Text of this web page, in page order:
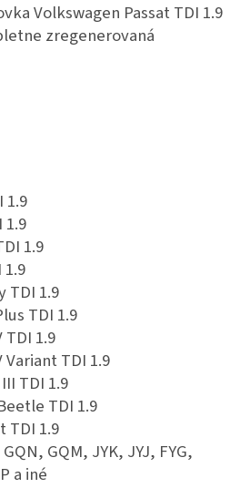
Volkswagen Passat TDI 1.9
zregenerovaná
1.9
1.9
1.9
TDI 1.9
TDI 1.9
1.9
TDI 1.9
TDI 1.9
TDI 1.9
TDI 1.9
GQM, JYK, JYJ, FYG,
a iné